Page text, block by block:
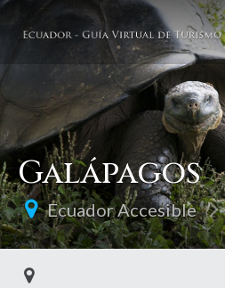
Galápagos
Ecuador Accesible